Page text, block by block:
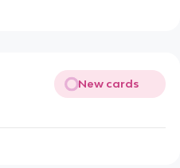
New cards